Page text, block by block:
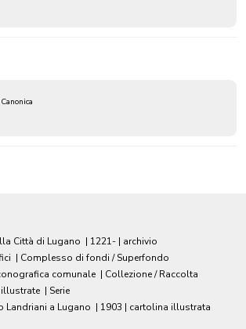
Città di Lugano | 1221- | archivio
| Complesso di fondi / Superfondo
comunale | Collezione / Raccolta
| Serie
Landriani a Lugano | 1903 | cartolina illustrata